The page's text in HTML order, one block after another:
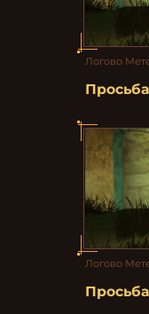
Логово
Логово